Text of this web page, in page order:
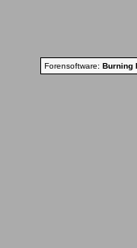
Forensoftware: Burning